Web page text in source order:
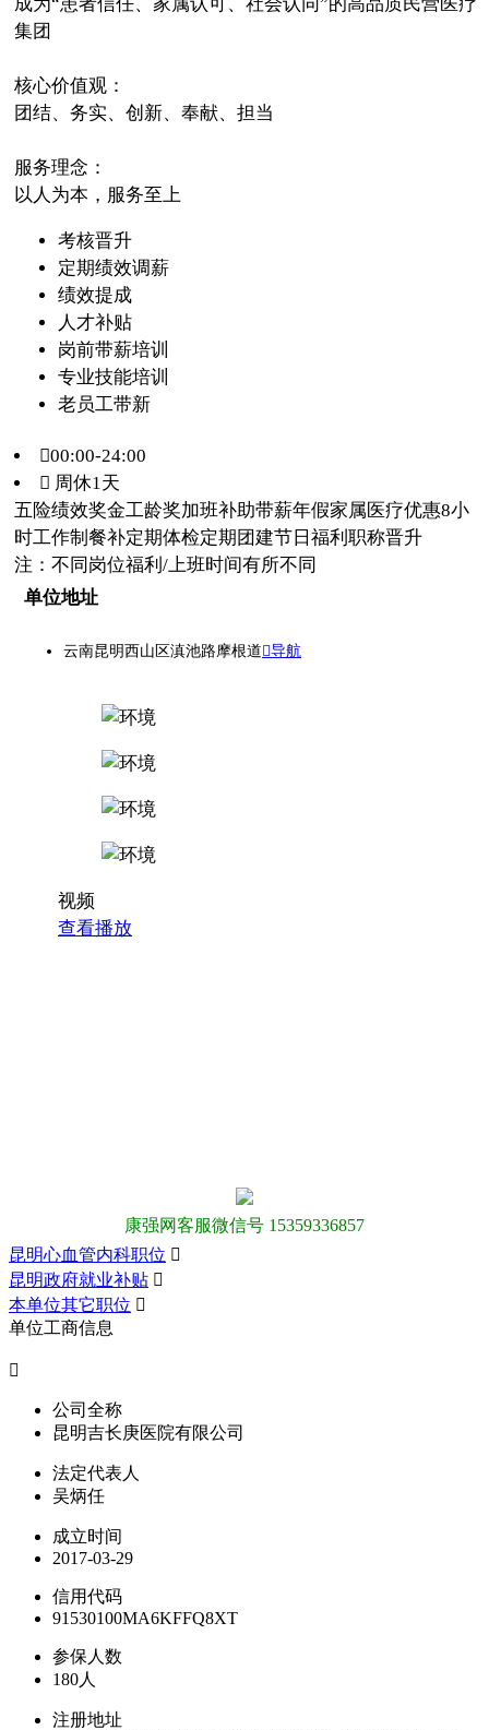
集团
核心价值观：
团结、务实、创新、奉献、担当
服务理念：
以人为本，服务至上
考核晋升
定期绩效调薪
绩效提成
人才补贴
岗前带薪培训
专业技能培训
老员工带新
00:00-24:00
 周休1天
五险绩效奖金工龄奖加班补助带薪年假家属医疗优惠8小
时工作制 餐补定期体检定期团建节日福利 职称晋升
注：不同岗位福利/上班时间有所不同
单位地址
云南昆明西山区滇池路摩根道导航
视频
查看播放
康强网客服微信号 15359336857
昆明心血管内科职位 
昆明政府就业补贴 
本单位其它职位 
单位工商信息

公司全称
昆明吉长庚医院有限公司
法定代表人
吴炳任
成立时间
2017-03-29
信用代码
91530100MA6KFFQ8XT
参保人数
180人
注册地址